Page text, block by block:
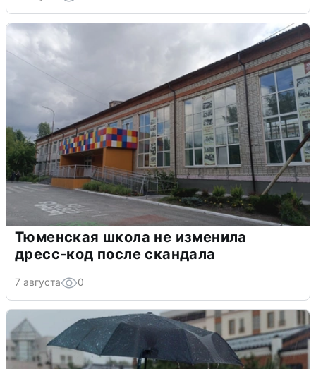
Тюменская школа не изменила
дресс-код после скандала
7 августа 0